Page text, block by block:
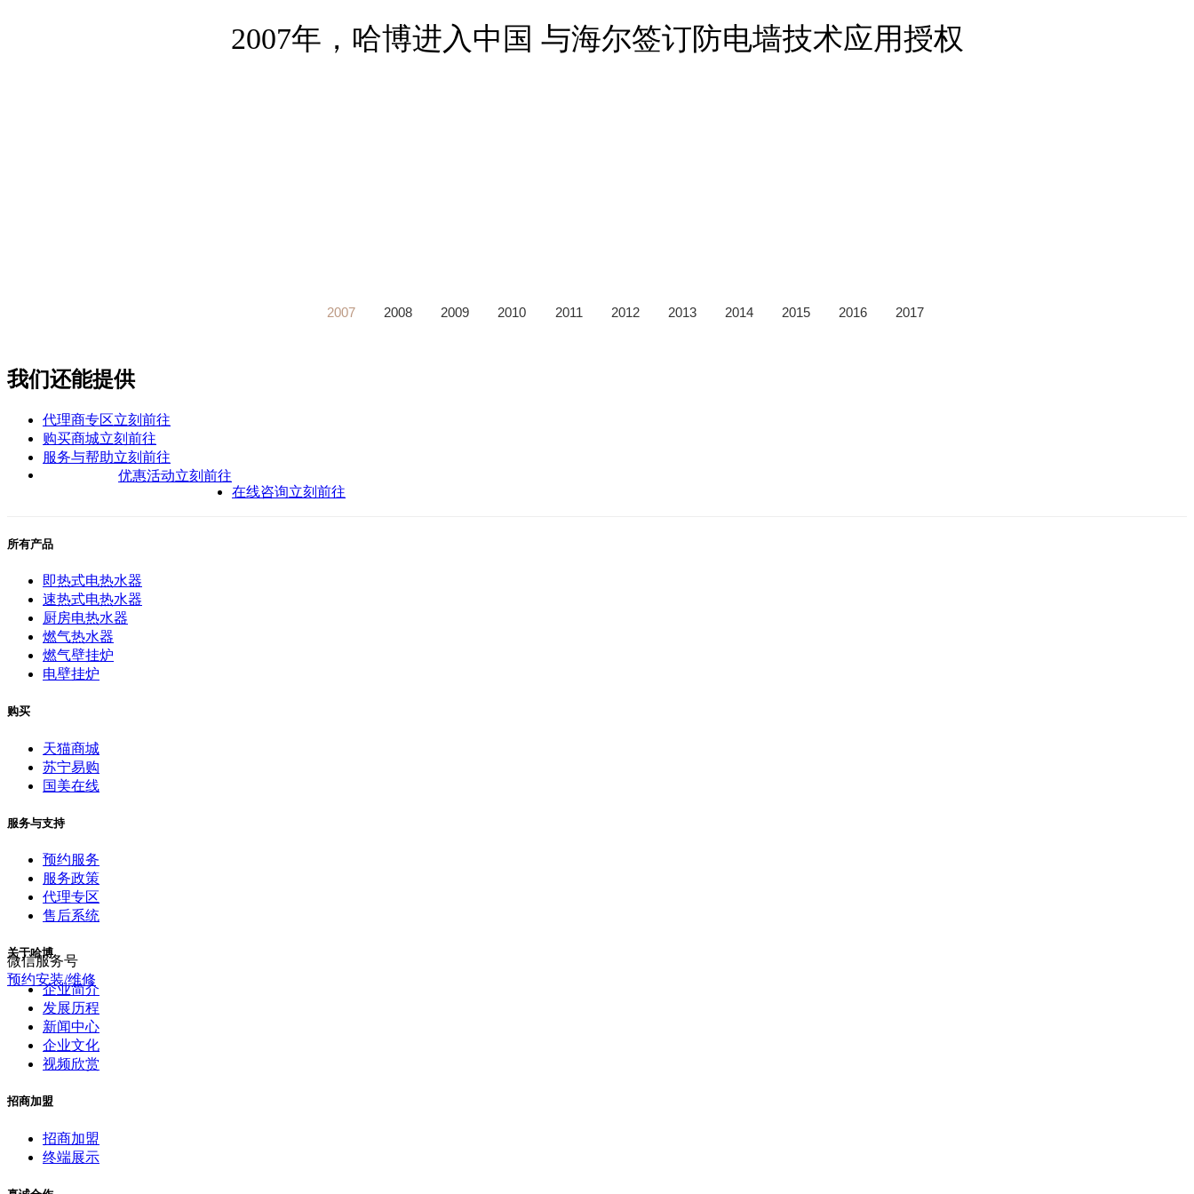
2007年，哈博进入中国 与海尔签订防电墙技术应用授权
2007 2008 2009 2010 2011 2012 2013 2014 2015 2016 2017
我们还能提供
代理商专区立刻前往
购买商城立刻前往
服务与帮助立刻前往
优惠活动立刻前往
在线咨询立刻前往
所有产品
即热式电热水器
速热式电热水器
厨房电热水器
燃气热水器
燃气壁挂炉
电壁挂炉
购买
天猫商城
苏宁易购
国美在线
服务与支持
预约服务
服务政策
代理专区
售后系统
关于哈博
企业简介
发展历程
新闻中心
企业文化
视频欣赏
招商加盟
招商加盟
终端展示
微信服务号
预约安装/维修